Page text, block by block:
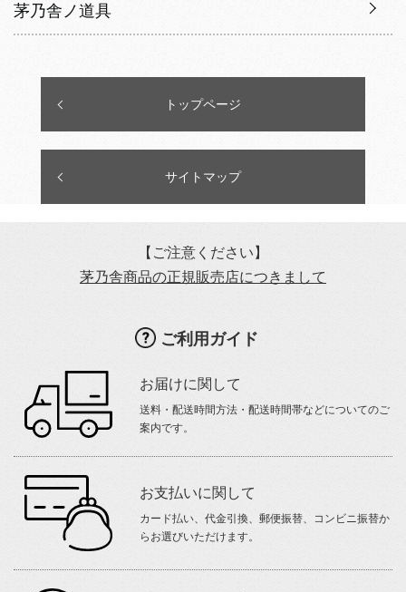
茅乃舎ノ道具
トップページ
サイトマップ
【ご注意ください】
茅乃舎商品の正規販売店につきまして
ご利用ガイド
お届けに関して
送料・配送時間方法・配送時間帯などについてのご
案内です。
お支払いに関して
カード払い、代金引換、郵便振替、コンビニ振替か
らお選びいただけます。